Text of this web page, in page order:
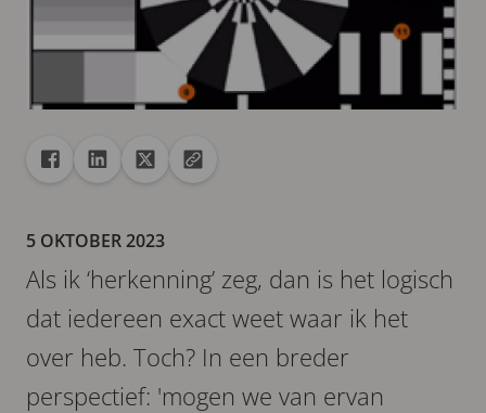
DelenDeel met Facebook
Deel met Linkedin
Deel met XURL naar klembord kopiëren
5 OKTOBER 2023
Als ik ‘herkenning’ zeg, dan is het logisch
dat iedereen exact weet waar ik het
over heb. Toch? In een breder
perspectief: 'mogen we van ervan